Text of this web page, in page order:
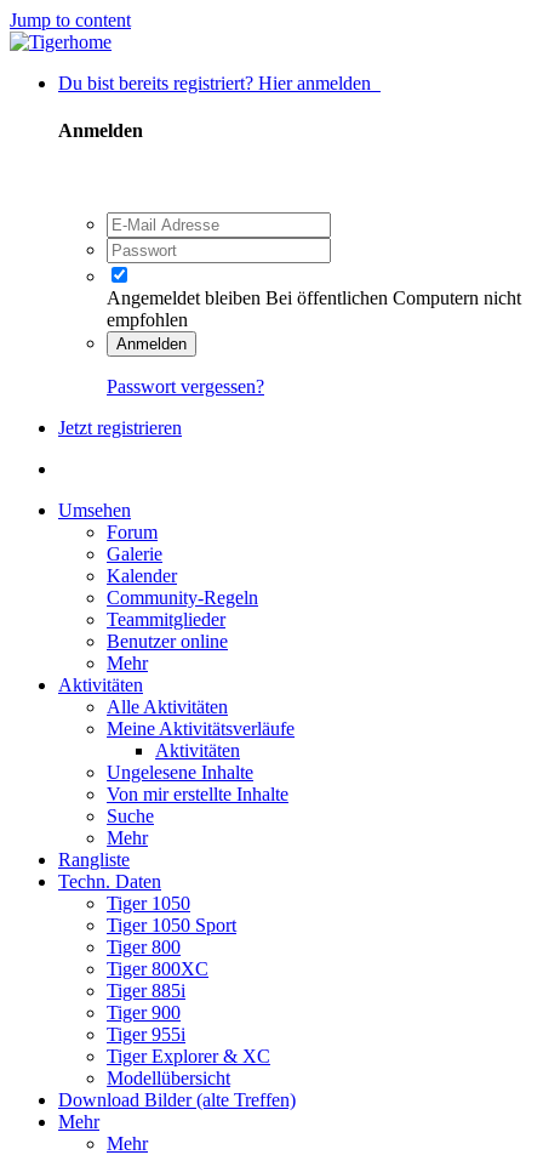
Jump to content
Du bist bereits registriert? Hier anmelden
Anmelden
Angemeldet bleiben Bei öffentlichen Computern nicht
empfohlen
Anmelden
Passwort vergessen?
Jetzt registrieren
Umsehen
Forum
Galerie
Kalender
Community-Regeln
Teammitglieder
Benutzer online
Mehr
Aktivitäten
Alle Aktivitäten
Meine Aktivitätsverläufe
Aktivitäten
Ungelesene Inhalte
Von mir erstellte Inhalte
Suche
Mehr
Rangliste
Techn. Daten
Tiger 1050
Tiger 1050 Sport
Tiger 800
Tiger 800XC
Tiger 885i
Tiger 900
Tiger 955i
Tiger Explorer & XC
Modellübersicht
Download Bilder (alte Treffen)
Mehr
Mehr